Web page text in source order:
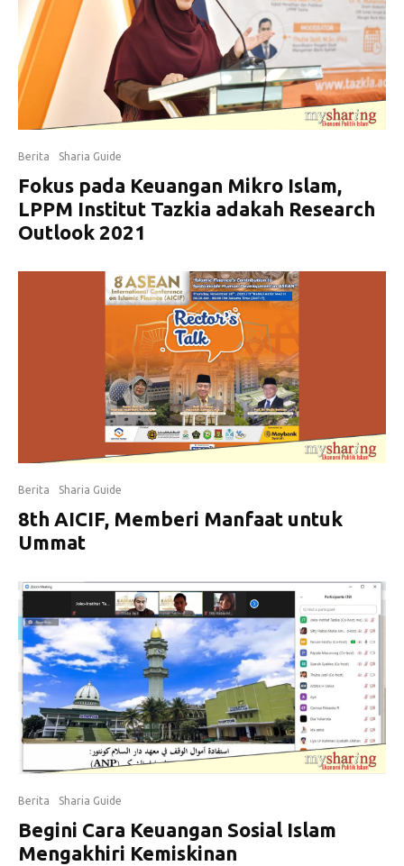
Berita Sharia Guide
Fokus pada Keuangan Mikro Islam,
LPPM Institut Tazkia adakah Research
Outlook 2021
Berita Sharia Guide
8th AICIF, Memberi Manfaat untuk
Ummat
Berita Sharia Guide
Begini Cara Keuangan Sosial Islam
Mengakhiri Kemiskinan